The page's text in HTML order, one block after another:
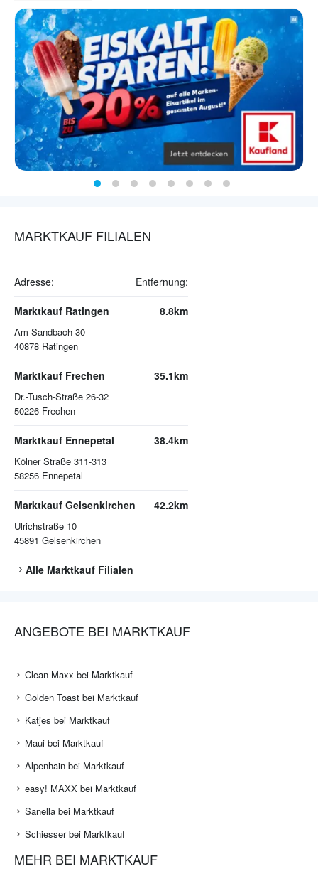
MARKTKAUF FILIALEN
Adresse: Entfernung:
Marktkauf Ratingen
Am Sandbach 30
40878 Ratingen
8.8km
Marktkauf Frechen
Dr.-Tusch-Straße 26-32
50226 Frechen
35.1km
Marktkauf Ennepetal
Kölner Straße 311-313
58256 Ennepetal
38.4km
Marktkauf Gelsenkirchen
Ulrichstraße 10
45891 Gelsenkirchen
42.2km
Alle Marktkauf Filialen
ANGEBOTE BEI MARKTKAUF
Clean Maxx bei Marktkauf
Golden Toast bei Marktkauf
Katjes bei Marktkauf
Maui bei Marktkauf
Alpenhain bei Marktkauf
easy! MAXX bei Marktkauf
Sanella bei Marktkauf
Schiesser bei Marktkauf
MEHR BEI MARKTKAUF